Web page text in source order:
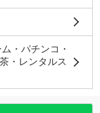
・パチンコ・
・レンタルス